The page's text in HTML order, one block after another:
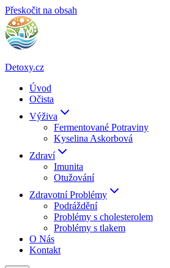
Přeskočit na obsah
Detoxy.cz
Úvod
Očista
Výživa
Fermentované Potraviny
Kyselina Askorbová
Zdraví
Imunita
Otužování
Zdravotní Problémy
Podráždění
Problémy s cholesterolem
Problémy s tlakem
O Nás
Kontakt